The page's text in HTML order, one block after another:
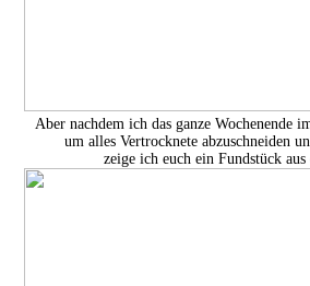
Aber nachdem ich das ganze Wochenende
um alles Vertrocknete abzuschneiden
zeige ich euch ein Fundstück aus